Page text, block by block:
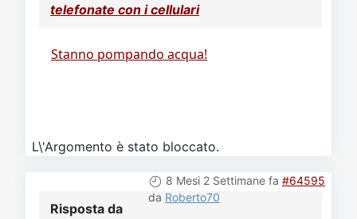
telefonate con i cellulari
Stanno pompando acqua!
L\'Argomento è stato bloccato.
8 Mesi 2 Settimane fa #64595
da Roberto70
Risposta da